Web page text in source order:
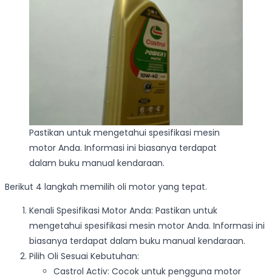
Pastikan untuk mengetahui spesifikasi mesin
motor Anda. Informasi ini biasanya terdapat
dalam buku manual kendaraan.
Berikut 4 langkah memilih oli motor yang tepat.
Kenali Spesifikasi Motor Anda: Pastikan untuk
mengetahui spesifikasi mesin motor Anda. Informasi ini
biasanya terdapat dalam buku manual kendaraan.
Pilih Oli Sesuai Kebutuhan:
Castrol Activ: Cocok untuk pengguna motor